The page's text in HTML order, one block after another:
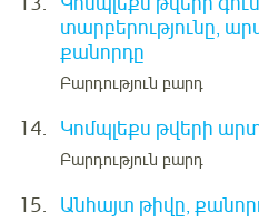
տարբերությունը,
քանորդը
Բարդություն բարդ
14. Կոմպլեքս թվերի
Բարդություն բարդ
15. Անհայտ թիվը,